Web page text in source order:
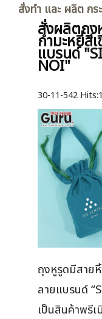
สั่งทำ และ ผลิต กร
สั่งผลิตถุง
กำมะหยี่สี
แบรนด์
NOI"
30-11-542 Hits:
ถุงหูรูดมีสาย
ลายแบรนด์
เป็นสินค้าพรี